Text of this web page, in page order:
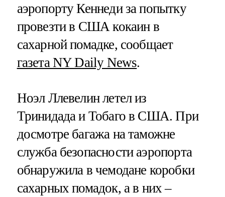
аэропорту Кеннеди за попытку
провезти в США кокаин в
сахарной помадке, сообщает
газета NY Daily News.
Ноэл Ллевелин летел из
Тринидада и Тобаго в США. При
досмотре багажа на таможне
служба безопасности аэропорта
обнаружила в чемодане коробки
сахарных помадок, а в них –